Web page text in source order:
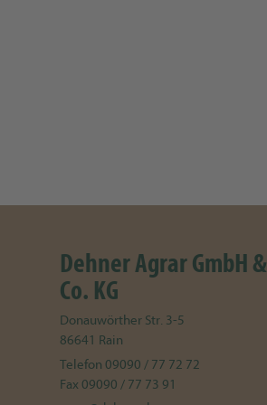
Dehner Agrar GmbH &
Co. KG
Donauwörther Str. 3-5
86641 Rain
Telefon 09090 / 77 72 72
Fax 09090 / 77 73 91